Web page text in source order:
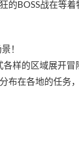
BOSS战在等着
！
样的区域展开冒
布在各地的任务